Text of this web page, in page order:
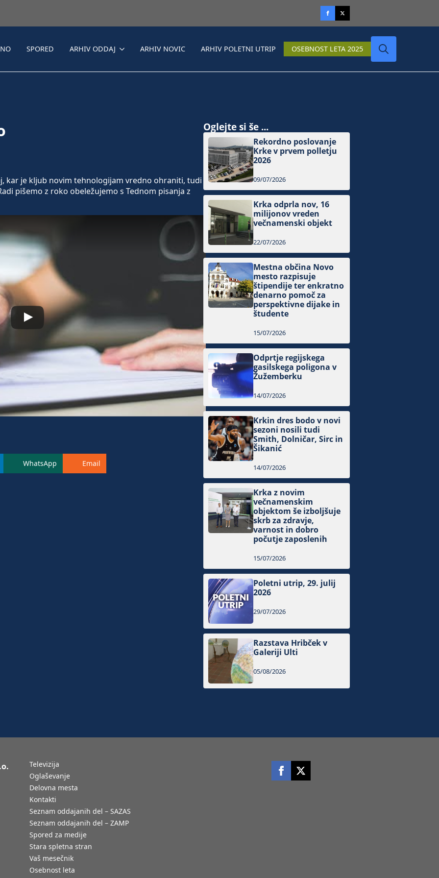
SPORED ARHIV ODDAJ ARHIV NOVIC ARHIV POLETNI UTRIP OSEBNOST LETA 2025
kar je kljub novim tehnologijam vredno ohraniti, tudi
pišemo z roko obeležujemo s Tednom pisanja z
WhatsApp Email
Oglejte si še ...
Rekordno poslovanje
Krke v prvem polletju
2026
09/07/2026
Krka odprla nov, 16
milijonov vreden
večnamenski objekt
22/07/2026
Mestna občina Novo
mesto razpisuje
štipendije ter enkratno
denarno pomoč za
perspektivne dijake in
študente
15/07/2026
Odprtje regijskega
gasilskega poligona v
Žužemberku
14/07/2026
Krkin dres bodo v novi
sezoni nosili tudi
Smith, Dolničar, Sirc in
Šikanić
14/07/2026
Krka z novim
večnamenskim
objektom še izboljšuje
skrb za zdravje,
varnost in dobro
počutje zaposlenih
15/07/2026
Poletni utrip, 29. julij
2026
29/07/2026
Razstava Hribček v
Galeriji Ulti
05/08/2026
Televizija
Oglaševanje
Delovna mesta
Kontakti
Seznam oddajanih del – SAZAS
Seznam oddajanih del – ZAMP
Spored za medije
Stara spletna stran
Vaš mesečnik
Osebnost leta